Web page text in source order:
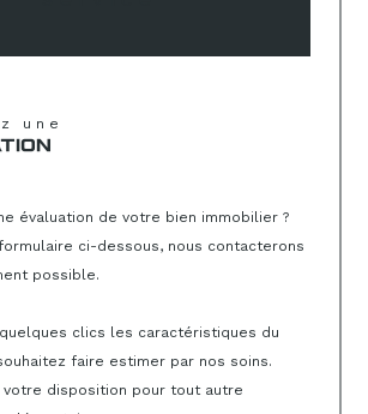
une
évaluation de votre bien immobilier ?
ci-dessous, nous contacterons
possible.
clics les caractéristiques du
faire estimer par nos soins.
votre disposition pour tout autre